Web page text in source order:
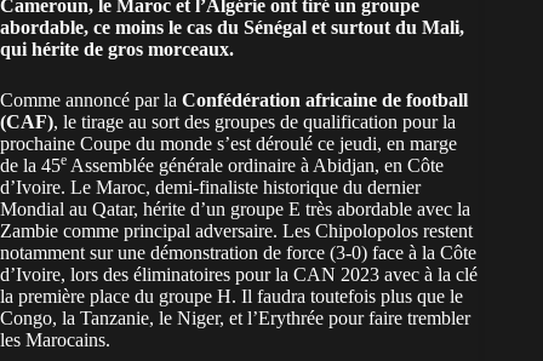
Cameroun, le Maroc et l’Algérie ont tiré un groupe
abordable, ce moins le cas du Sénégal et surtout du Mali,
qui hérite de gros morceaux.
Comme annoncé par la Confédération africaine de football
(CAF), le tirage au sort des groupes de qualification pour la
prochaine Coupe du monde s’est déroulé ce jeudi, en marge
de la 45e Assemblée générale ordinaire à Abidjan, en Côte
d’Ivoire. Le Maroc, demi-finaliste historique du dernier
Mondial au Qatar, hérite d’un groupe E très abordable avec la
Zambie comme principal adversaire. Les Chipolopolos restent
notamment sur une démonstration de force (3-0) face à la Côte
d’Ivoire, lors des éliminatoires pour la CAN 2023 avec à la clé
la première place du groupe H. Il faudra toutefois plus que le
Congo, la Tanzanie, le Niger, et l’Erythrée pour faire trembler
les Marocains.